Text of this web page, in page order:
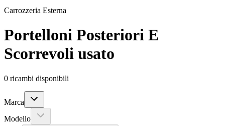
Carrozzeria Esterna
Portelloni Posteriori E
Scorrevoli usato
0 ricambi disponibili
Marca
Modello